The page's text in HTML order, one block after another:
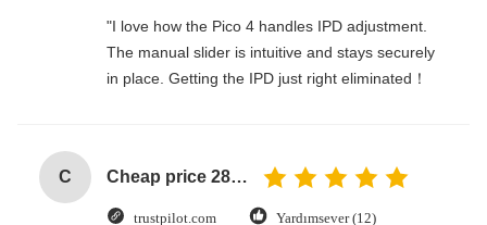
"I love how the Pico 4 handles IPD adjustment.
The manual slider is intuitive and stays securely
in place. Getting the IPD just right eliminated！
C Cheap price 28mm Aluminium Curtain Rod 1.2mm thickness with plastic final
trustpilot.com Yardımsever (12)